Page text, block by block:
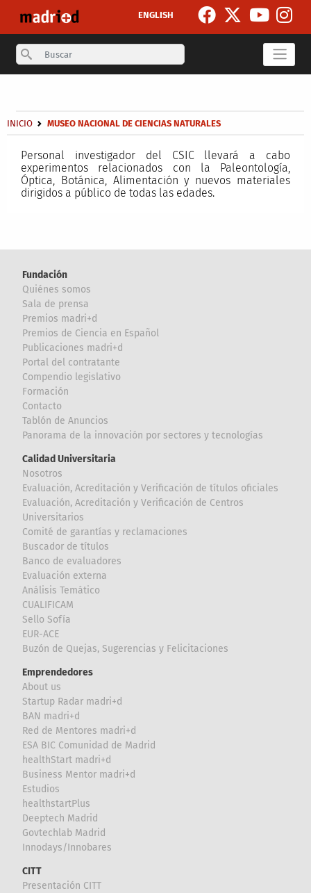
ENGLISH
Search
Sobrescribir enlaces de ayuda a la navegación
INICIO MUSEO NACIONAL DE CIENCIAS NATURALES
Personal investigador del CSIC llevará a cabo
experimentos relacionados con la Paleontología,
Óptica, Botánica, Alimentación y nuevos materiales
dirigidos a público de todas las edades.
Fundación
Quiénes somos
Sala de prensa
Premios madri+d
Premios de Ciencia en Español
Publicaciones madri+d
Portal del contratante
Compendio legislativo
Formación
Contacto
Tablón de Anuncios
Panorama de la innovación por sectores y tecnologías
Calidad Universitaria
Nosotros
Evaluación, Acreditación y Verificación de títulos oficiales
Evaluación, Acreditación y Verificación de Centros
Universitarios
Comité de garantías y reclamaciones
Buscador de títulos
Banco de evaluadores
Evaluación externa
Análisis Temático
CUALIFICAM
Sello Sofía
EUR-ACE
Buzón de Quejas, Sugerencias y Felicitaciones
Emprendedores
About us
Startup Radar madri+d
BAN madri+d
Red de Mentores madri+d
ESA BIC Comunidad de Madrid
healthStart madri+d
Business Mentor madri+d
Estudios
healthstartPlus
Deeptech Madrid
Govtechlab Madrid
Innodays/Innobares
CITT
Presentación CITT